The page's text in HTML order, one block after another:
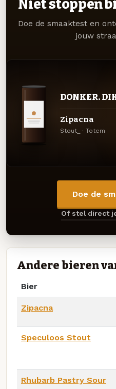
Niet stoppen
Doe de smaaktest en
jouw
DONKER.
Zipacna
Stout_ · Totem
Doe de
Of stel direct
Andere bieren
Bier
Zipacna
Speculoos Stout
Rhubarb Pastry Sour